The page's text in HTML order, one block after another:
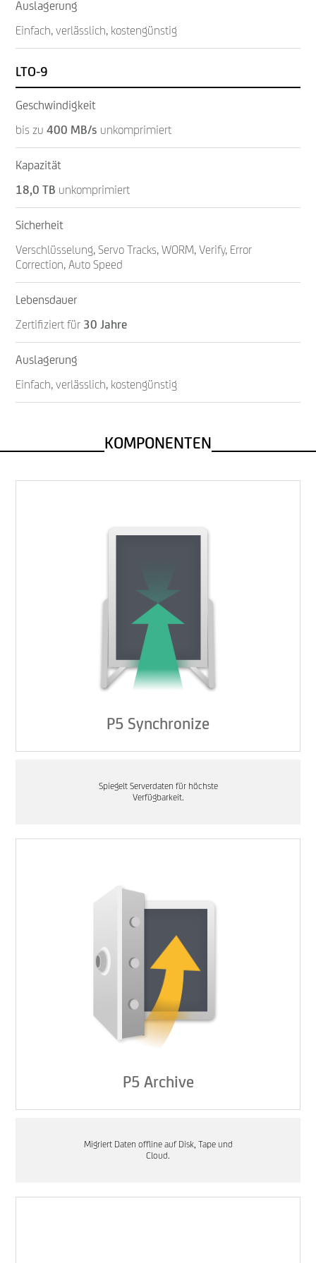
Auslagerung
Einfach, verlässlich, kostengünstig
LTO-9
Geschwindigkeit
bis zu 400 MB/s unkomprimiert
Kapazität
18,0 TB unkomprimiert
Sicherheit
Verschlüsselung, Servo Tracks, WORM, Verify, Error
Correction, Auto Speed
Lebensdauer
Zertifiziert für 30 Jahre
Auslagerung
Einfach, verlässlich, kostengünstig
KOMPONENTEN
P5 Synchronize
Spiegelt Serverdaten für höchste
Verfügbarkeit.
P5 Archive
Migriert Daten offline auf Disk, Tape und
Cloud.